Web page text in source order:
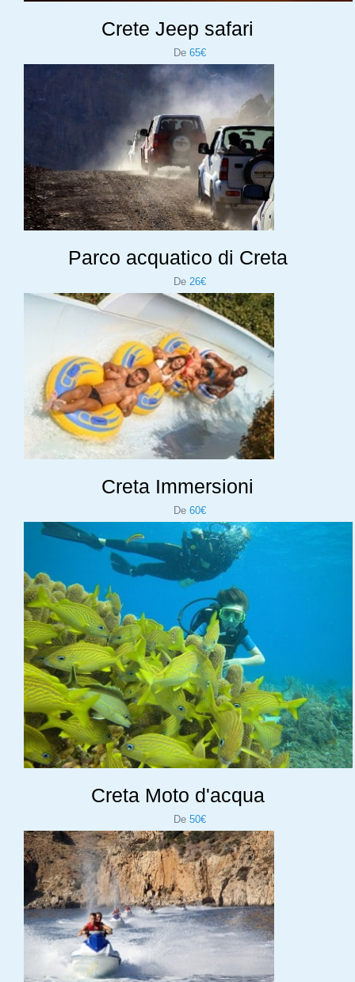
Crete Jeep safari
De65€
Parco acquatico di Creta
De26€
Creta Immersioni
De60€
Creta Moto d'acqua
De50€